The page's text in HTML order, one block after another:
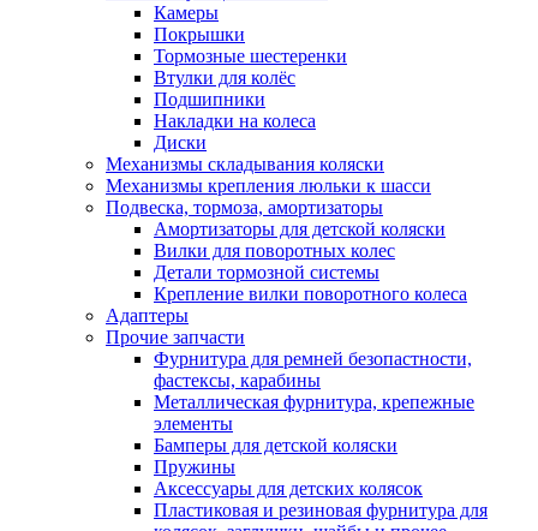
Камеры
Покрышки
Тормозные шестеренки
Втулки для колёс
Подшипники
Накладки на колеса
Диски
Механизмы складывания коляски
Механизмы крепления люльки к шасси
Подвеска, тормоза, амортизаторы
Амортизаторы для детской коляски
Вилки для поворотных колес
Детали тормозной системы
Крепление вилки поворотного колеса
Адаптеры
Прочие запчасти
Фурнитура для ремней безопастности,
фастексы, карабины
Металлическая фурнитура, крепежные
элементы
Бамперы для детской коляски
Пружины
Аксессуары для детских колясок
Пластиковая и резиновая фурнитура для